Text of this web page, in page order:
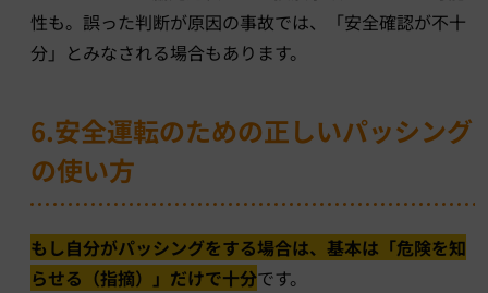
性も。誤った判断が原因の事故では、「安全確認が不十
分」とみなされる場合もあります。
6.安全運転のための正しいパッシング
の使い方
もし自分がパッシングをする場合は、基本は「危険を知
らせる（指摘）」だけで十分です。